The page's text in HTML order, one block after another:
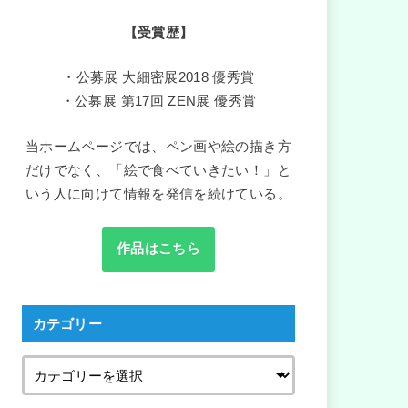
【受賞歴】
・公募展 大細密展2018 優秀賞
・公募展 第17回 ZEN展 優秀賞
当ホームページでは、ペン画や絵の描き方
だけでなく、「絵で食べていきたい！」と
いう人に向けて情報を発信を続けている。
作品はこちら
カテゴリー